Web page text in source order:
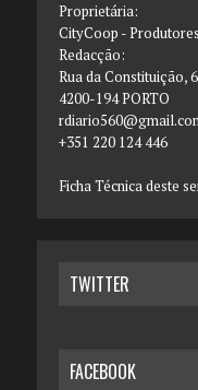
Proprietária:
CityCoop -
Redacção:
Rua da Constituição,
4200-194 PORTO
+351 220 124 446
Ficha Técnica deste
TWITTER
FACEBOOK